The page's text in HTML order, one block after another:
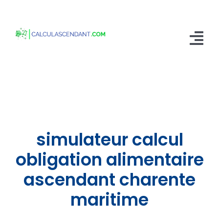
contenu
Contactez-nous
simulateur calcul
obligation alimentaire
ascendant charente
maritime